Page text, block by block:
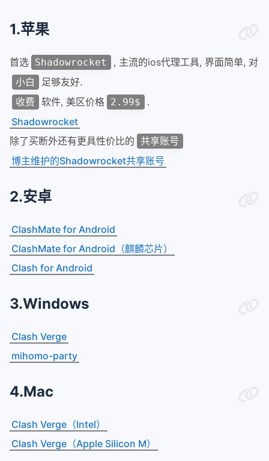
1.苹果
首选 Shadowrocket , 主流的ios代理工具, 界面简单, 对
小白 足够友好.
收费 软件, 美区价格 2.99$
.
Shadowrocket
除了买断外还有更具性价比的 共享账号
博主维护的Shadowrocket共享账号
2.安卓
ClashMate for Android
ClashMate for Android（麒麟芯片）
Clash for Android
3.Windows
Clash Verge
mihomo-party
4.Mac
Clash Verge（Intel）
Clash Verge（Apple Silicon M）